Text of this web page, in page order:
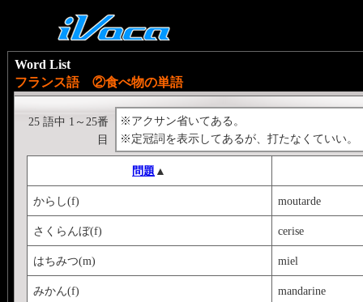
Word List
フランス語 ②食べ物の単語
※アクサン省いてある。
※定冠詞を表示してあるが、打たなくていい。
25 語中 1～25番
目
問題 ▲
からし(f) moutarde
さくらんぼ(f) cerise
はちみつ(m) miel
みかん(f) mandarine